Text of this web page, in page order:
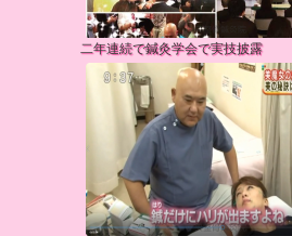
二年連続で鍼灸学会で実技披露